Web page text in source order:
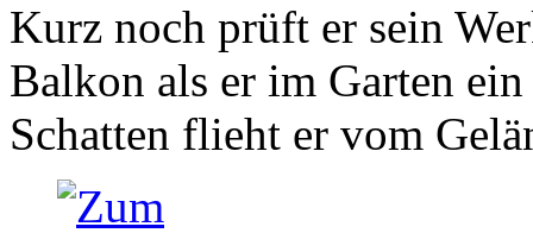
Kurz noch prüft er sein
Balkon als er im Garten
Schatten flieht er vom